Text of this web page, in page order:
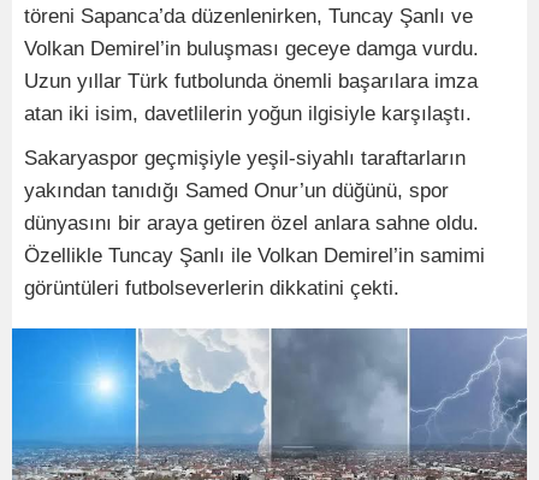
töreni Sapanca’da düzenlenirken, Tuncay Şanlı ve
Volkan Demirel’in buluşması geceye damga vurdu.
Uzun yıllar Türk futbolunda önemli başarılara imza
atan iki isim, davetlilerin yoğun ilgisiyle karşılaştı.
Sakaryaspor geçmişiyle yeşil-siyahlı taraftarların
yakından tanıdığı Samed Onur’un düğünü, spor
dünyasını bir araya getiren özel anlara sahne oldu.
Özellikle Tuncay Şanlı ile Volkan Demirel’in samimi
görüntüleri futbolseverlerin dikkatini çekti.